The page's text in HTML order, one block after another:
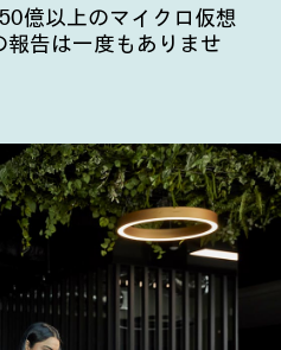
億以上のマイクロ仮想
告は一度もありませ